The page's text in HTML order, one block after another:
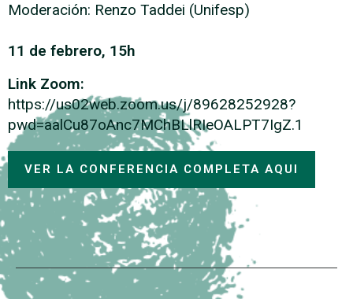
Moderación: Renzo Taddei (Unifesp)
11 de febrero, 15h
Link Zoom:
https://us02web.zoom.us/j/89628252928?
pwd=aalCu87oAnc7MChBLlRIeOALPT7IgZ.1
VER LA CONFERENCIA COMPLETA AQUI